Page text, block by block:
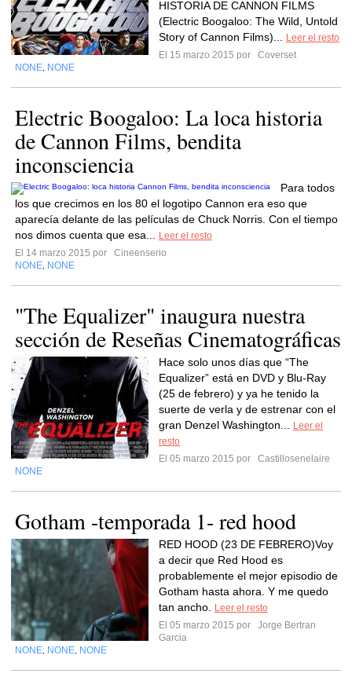
HISTORIA DE CANNON FILMS
(Electric Boogaloo: The Wild, Untold
Story of Cannon Films)...
Leer el resto
El 15 marzo 2015 por
Coverset
NONE NONE
Electric Boogaloo: La loca historia
de Cannon Films, bendita
inconsciencia
Para todos
los que crecimos en los 80 el logotipo Cannon era eso que
aparecía delante de las películas de Chuck Norris. Con el tiempo
nos dimos cuenta que esa...
Leer el resto
El 14 marzo 2015 por
Cineenserio
NONE NONE
"The Equalizer" inaugura nuestra
sección de Reseñas Cinematográficas
Hace solo unos días que “The
Equalizer” está en DVD y Blu-Ray
(25 de febrero) y ya he tenido la
suerte de verla y de estrenar con el
gran Denzel Washington...
Leer el
resto
El 05 marzo 2015 por
Castillosenelaire
NONE
Gotham -temporada 1- red hood
RED HOOD (23 DE FEBRERO)Voy
a decir que Red Hood es
probablemente el mejor episodio de
Gotham hasta ahora. Y me quedo
tan ancho.
Leer el resto
El 05 marzo 2015 por
Jorge Bertran
Garcia
NONE NONE NONE